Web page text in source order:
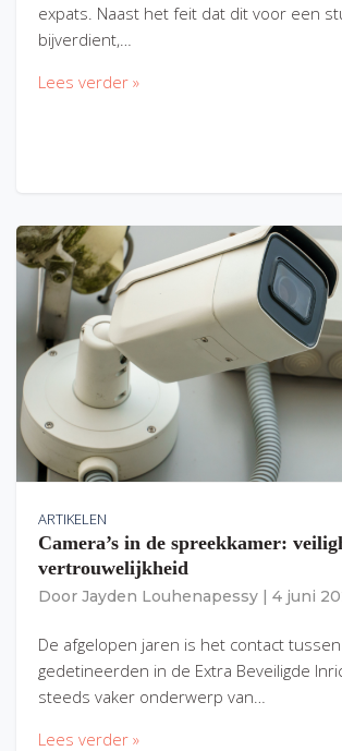
expats. Naast het feit dat dit voor een
bijverdient,…
Lees verder »
ARTIKELEN
Camera’s in de spreekkamer:
vertrouwelijkheid
Door Jayden Louhenapessy 4 juni
De afgelopen jaren is het contact
gedetineerden in de Extra Beveiligde
steeds vaker onderwerp van…
Lees verder »